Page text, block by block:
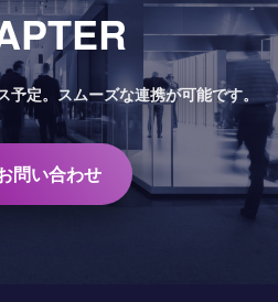
定。 スムーズな連携が可能です。
問い合わせ